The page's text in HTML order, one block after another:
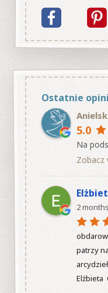
Ostatnie
5.0
Na
Zobacz
2
patrzy
Elżbieta